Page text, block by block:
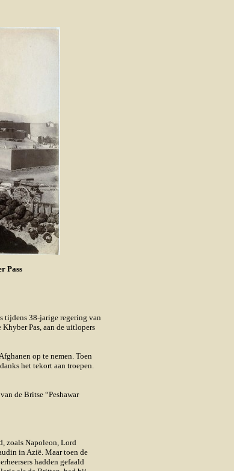
Pass
tijdens 38-jarige regering van
Pas, aan de uitlopers
op te nemen. Toen
het tekort aan troepen.
de Britse “Peshawar
zoals Napoleon, Lord
in Azië. Maar toen de
hadden gefaald